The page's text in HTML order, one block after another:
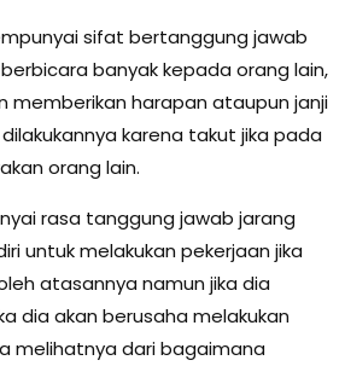
sifat bertanggung jawab
banyak kepada orang lain,
memberikan harapan ataupun janji
karena takut jika pada
orang lain.
rasa tanggung jawab jarang
untuk melakukan pekerjaan jika
atasannya namun jika dia
dia akan berusaha melakukan
melihatnya dari bagaimana